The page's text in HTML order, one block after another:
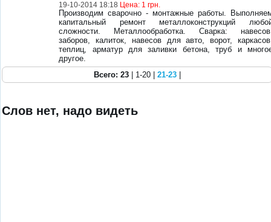
19-10-2014 18:18 Цена: 1 грн.
Производим сварочно - монтажные работы.
капитальный ремонт металлоконструкций
сложности. Металлообработка. Сварка:
заборов, калиток, навесов для авто, ворот,
теплиц, арматур для заливки бетона, труб и
другое.
Всего: 23 | 1-20 | 21-23
Слов нет, надо видеть